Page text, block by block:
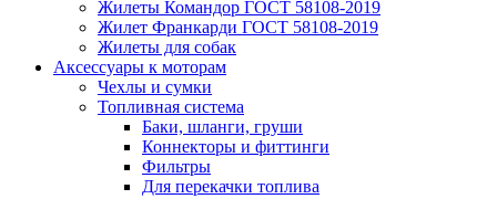
Жилеты Командор ГОСТ 58108-2019
Жилет Франкарди ГОСТ 58108-2019
Жилеты для собак
Аксессуары к моторам
Чехлы и сумки
Топливная система
Баки, шланги, груши
Коннекторы и фиттинги
Фильтры
Для перекачки топлива